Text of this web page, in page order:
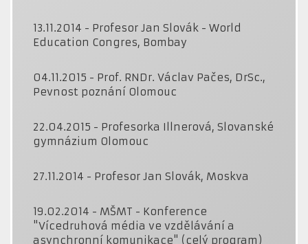
13.11.2014 - Profesor Jan Slovák - World
Education Congres, Bombay
04.11.2015 - Prof. RNDr. Václav Pačes, DrSc.,
Pevnost poznání Olomouc
22.04.2015 - Profesorka Illnerová, Slovanské
gymnázium Olomouc
27.11.2014 - Profesor Jan Slovák, Moskva
19.02.2014 - MŠMT - Konference
"Vícedruhová média ve vzdělávání a
asynchronní komunikace" (celý program)